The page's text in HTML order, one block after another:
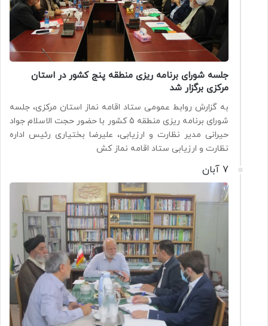
جلسه شورای برنامه ریزی منطقه پنج کشور در استان
مرکزی برگزار شد
به گزارش روابط عمومی ستاد اقامه نماز استان مرکزی، جلسه
شورای برنامه ریزی منطقه 5 کشور با حضور حجت الاسلام جواد
حیرانی مدیر نظارت و ارزیابی، علیرضا بختیاری رئیس اداره
نظارت و ارزیابی ستاد اقامه نماز کش
7 آبان